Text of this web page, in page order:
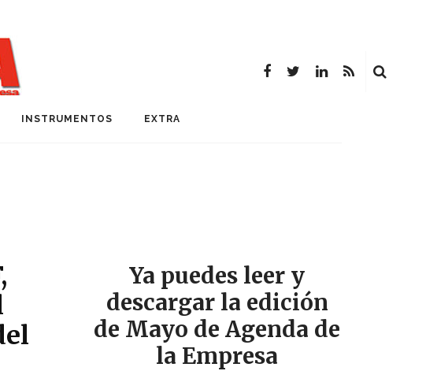
INSTRUMENTOS EXTRA
Ya puedes leer y
descargar la edición
de Mayo de Agenda de
la Empresa